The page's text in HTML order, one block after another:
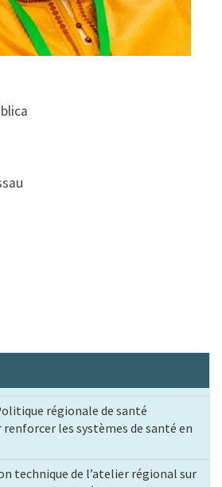
régionale de santé
les systèmes de santé en
technique de l’atelier régional sur